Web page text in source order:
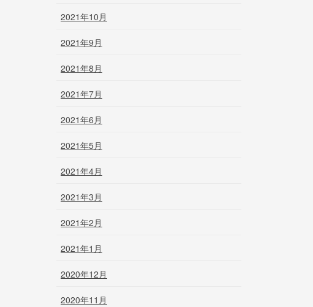
2021年10月
2021年9月
2021年8月
2021年7月
2021年6月
2021年5月
2021年4月
2021年3月
2021年2月
2021年1月
2020年12月
2020年11月